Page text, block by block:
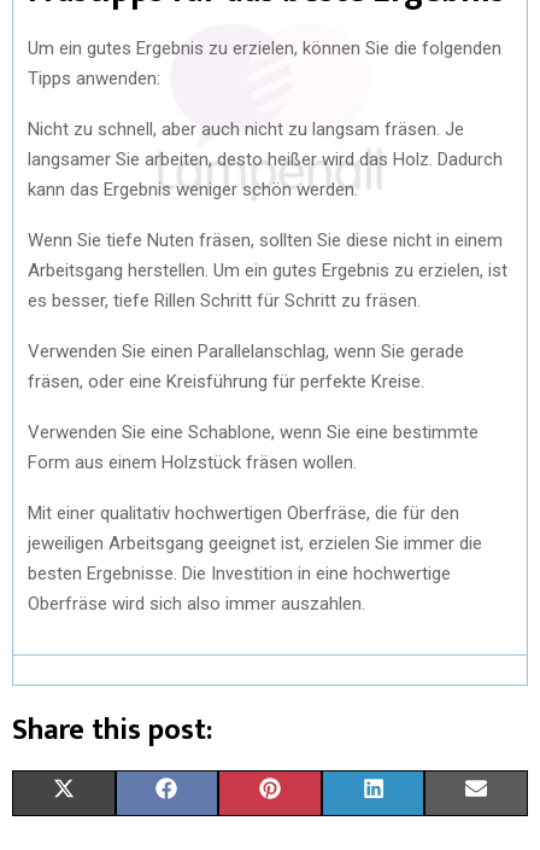
Um ein gutes Ergebnis zu erzielen, können Sie die folgenden
Tipps anwenden:
Nicht zu schnell, aber auch nicht zu langsam fräsen. Je
langsamer Sie arbeiten, desto heißer wird das Holz. Dadurch
kann das Ergebnis weniger schön werden.
Wenn Sie tiefe Nuten fräsen, sollten Sie diese nicht in einem
Arbeitsgang herstellen. Um ein gutes Ergebnis zu erzielen, ist
es besser, tiefe Rillen Schritt für Schritt zu fräsen.
Verwenden Sie einen Parallelanschlag, wenn Sie gerade
fräsen, oder eine Kreisführung für perfekte Kreise.
Verwenden Sie eine Schablone, wenn Sie eine bestimmte
Form aus einem Holzstück fräsen wollen.
Mit einer qualitativ hochwertigen Oberfräse, die für den
jeweiligen Arbeitsgang geeignet ist, erzielen Sie immer die
besten Ergebnisse. Die Investition in eine hochwertige
Oberfräse wird sich also immer auszahlen.
Share this post: